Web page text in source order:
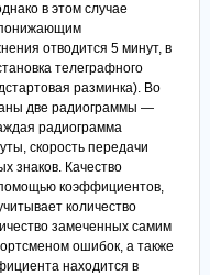
в этом случае
понижающим
отводится 5 минут, в
телеграфного
разминка). Во
две радиограммы —
радиограмма
скорость передачи
знаков. Качество
коэффициентов,
количество
замеченных самим
ошибок, а также
находится в